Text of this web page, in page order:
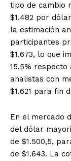
tipo de cambio
$1.482 por
la estimación
participantes
$1.673, lo que
15,5% respecto
analistas con
$1.621 para fin
En el mercado
del dólar
de $1.500,5,
de $1.643. La